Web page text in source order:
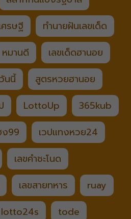
ศรษฐี
ทำนายฝันเลขเด็ด
หมานดี
เลขเด็ดฮานอย
นนี้
สูตรหวยฮานอย
LottoUp
365kub
ง99
เวปแทงหวย24
เลขคำชะโนด
เลขสายทหาร
ruay
lotto24s
tode